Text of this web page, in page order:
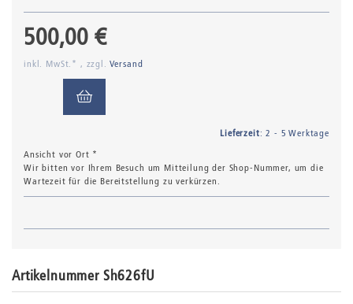
500,00 €
inkl. MwSt.* , zzgl. Versand
Lieferzeit: 2 - 5 Werktage
Ansicht vor Ort *
Wir bitten vor Ihrem Besuch um Mitteilung der Shop-Nummer, um die
Wartezeit für die Bereitstellung zu verkürzen.
Artikelnummer Sh626fU